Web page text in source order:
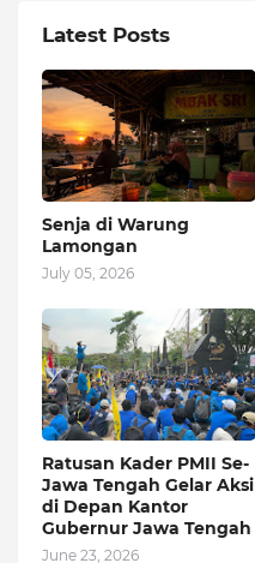
Latest Posts
Senja di Warung
Lamongan
July 05, 2026
Ratusan Kader PMII Se-
Jawa Tengah Gelar Aksi
di Depan Kantor
Gubernur Jawa Tengah
June 23, 2026